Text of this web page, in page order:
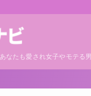
なたも愛され女子やモテる